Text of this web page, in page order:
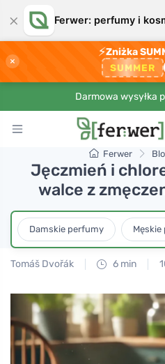
× Ferwer: perfumy i
×
⚡Zniżka
SUMMER
Darmowa wysyłka
Ferwer
Jęczmień i
walce z
Damskie perfumy
Tomáš Dvořák 6 min